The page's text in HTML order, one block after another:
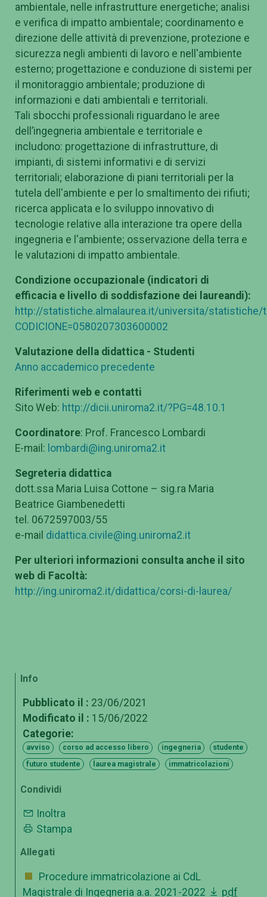
ambientale, nelle infrastrutture energetiche; analisi
e verifica di impatto ambientale; coordinamento e
direzione delle attività di prevenzione, protezione e
sicurezza negli ambienti di lavoro e nell'ambiente
esterno; progettazione e conduzione di sistemi per
il monitoraggio ambientale; produzione di
informazioni e dati ambientali e territoriali.
Tali sbocchi professionali riguardano le aree
dell’ingegneria ambientale e territoriale e
includono: progettazione di infrastrutture, di
impianti, di sistemi informativi e di servizi
territoriali; elaborazione di piani territoriali per la
tutela dell'ambiente e per lo smaltimento dei rifiuti;
ricerca applicata e lo sviluppo innovativo di
tecnologie relative alla interazione tra opere della
ingegneria e l'ambiente; osservazione della terra e
le valutazioni di impatto ambientale.
Condizione occupazionale (indicatori di
efficacia e livello di soddisfazione dei laureandi):
http://statistiche.almalaurea.it/universita/statistiche/
CODICIONE=0580207303600002
Valutazione della didattica - Studenti
Anno accademico precedente
Riferimenti web e contatti
Sito Web: http://dicii.uniroma2.it/?PG=48.10.1
Coordinatore: Prof. Francesco Lombardi
E-mail: lombardi@ing.uniroma2.it
Segreteria didattica
dott.ssa Maria Luisa Cottone – sig.ra Maria
Beatrice Giambenedetti
tel. 0672597003/55
e-mail didattica.civile@ing.uniroma2.it
Per ulteriori informazioni consulta anche il sito
web di Facoltà:
http://ing.uniroma2.it/didattica/corsi-di-laurea/
Info
Pubblicato il : 23/06/2021
Modificato il : 15/06/2022
Categorie:
avviso corso ad accesso libero ingegneria
studente
futuro studente
laurea magistrale immatricolazioni
Condividi
Inoltra
Stampa
Allegati
Procedure immatricolazione ai CdL
Magistrale di Ingegneria a.a. 2021-2022
pdf